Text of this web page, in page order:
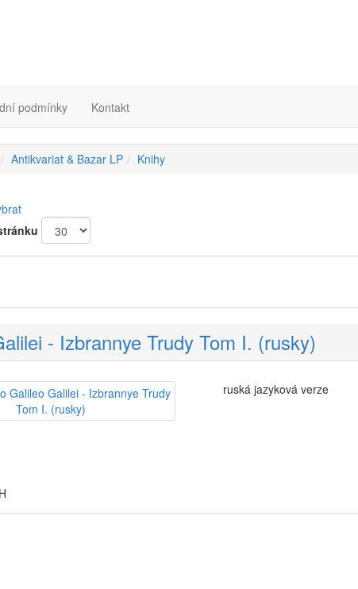
podmínky Kontakt
Antikvariat & Bazar LP Knihy
- Izbrannye Trudy Tom I. (rusky)
ruská jazyková verze